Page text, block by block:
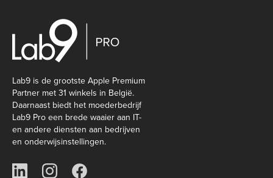
Lab9 is de grootste Apple Premium
Partner met 31 winkels in België.
Daarnaast biedt het moederbedrijf
Lab9 Pro een brede waaier aan IT-
en andere diensten aan bedrijven
en onderwijsinstellingen.